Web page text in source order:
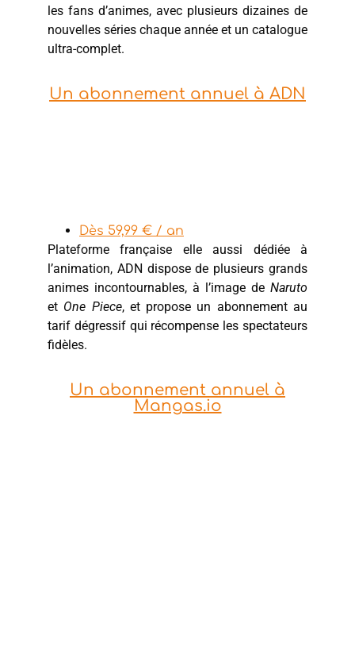
les fans d’animes, avec plusieurs dizaines de
nouvelles séries chaque année et un catalogue
ultra-complet.
Un abonnement annuel à ADN
Dès 59,99 € / an
Plateforme française elle aussi dédiée à
l’animation, ADN dispose de plusieurs grands
animes incontournables, à l’image de Naruto
et One Piece, et propose un abonnement au
tarif dégressif qui récompense les spectateurs
fidèles.
Un abonnement annuel à
Mangas.io